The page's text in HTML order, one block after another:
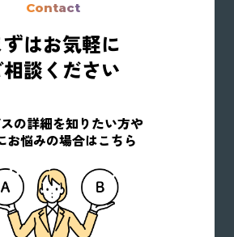
Contact
ずはお気軽に
相談ください
の詳細を知りたい方や
お悩みの場合はこちら